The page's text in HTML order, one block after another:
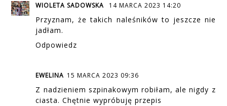
WIOLETA SADOWSKA 14 MARCA 2023 14:20
Przyznam, że takich naleśników to jeszcze nie
jadłam.
Odpowiedz
EWELINA 15 MARCA 2023 09:36
Z nadzieniem szpinakowym robiłam, ale nigdy z
ciasta. Chętnie wypróbuję przepis